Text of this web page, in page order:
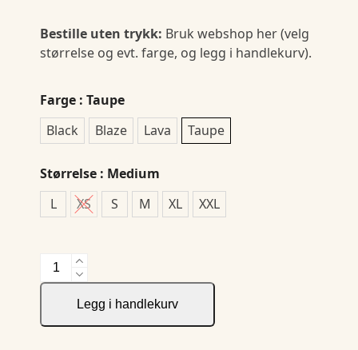
Bestille uten trykk: Bruk webshop her (velg
størrelse og evt. farge, og legg i handlekurv).
Farge : Taupe
Black
Blaze Lava Taupe
Størrelse : Medium
L
XS S M XL XXL
Frequent
Rn
Sweatshirt
W
Legg i handlekurv